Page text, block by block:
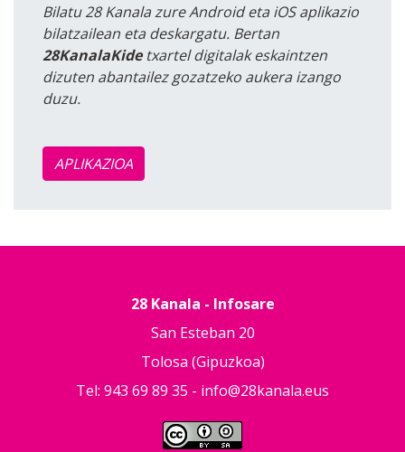
Bilatu 28 Kanala zure Android eta iOS aplikazio
bilatzailean eta deskargatu. Bertan
28KanalaKidetxartel digitalak eskaintzen
dizuten abantailez gozatzeko aukera izango
duzu.
APLIKAZIOA
28 Kanala - Infosare
San Esteban 20
Tolosa (Gipuzkoa)
Tel: 943 69 89 35 - info@28kanala.eus